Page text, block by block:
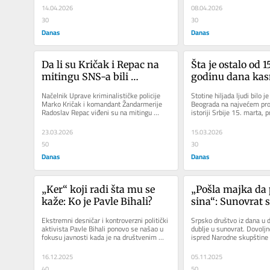
14.04.2026
30
Danas
08.04.2026
30
Danas
Da li su Kričak i Repac na
mitingu SNS-a bili
Načelnik Uprave kriminalističke policije
Marko Kričak i komandant Žandarmerije
Radoslav Repac viđeni su na mitingu
Srpske napredne stranke u...
23.03.2026
50
Danas
Šta je ostalo od
godinu dana
Stotine hiljada ljudi bilo
Beograda na najvećem
istoriji Srbije 15. marta,
dana. Ovaj protest...
15.03.2026
30
Danas
„Ker“ koji radi šta mu se
kaže: Ko je Pavle Bihali?
Ekstremni desničar i kontroverzni politički
aktivista Pavle Bihali ponovo se našao u
fokusu javnosti kada je na društvenim
mrežama počeo da se...
16.12.2025
„Pošla majka
sina“: Sunovrat
ispred Ćacilenda
Srpsko društvo iz dana u
dublje u sunovrat.
ispred Narodne
propast naroda — ljude,...
05.11.2025